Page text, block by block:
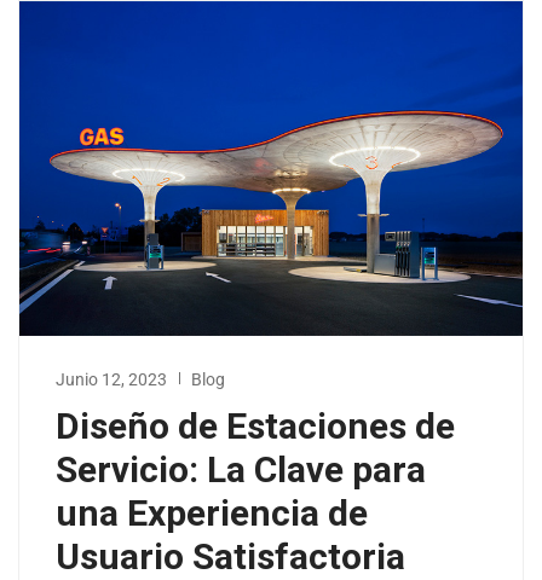
Junio 12, 2023 Blog
Diseño de Estaciones de
Servicio: La Clave para
una Experiencia de
Usuario Satisfactoria